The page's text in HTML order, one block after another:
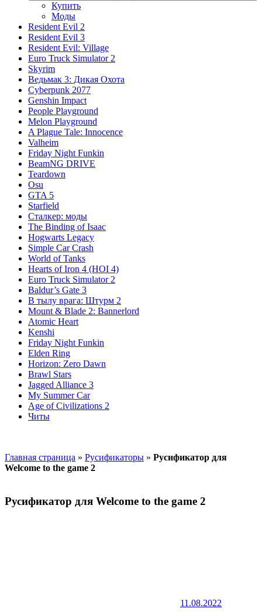
Купить
Моды
Resident Evil 2
Resident Evil 3
Resident Evil: Village
Euro Truck Simulator 2
Skyrim
Ведьмак 3: Дикая Охота
Cyberpunk 2077
Genshin Impact
People Playground
Melon Playground
A Plague Tale: Innocence
Valheim
Friday Night Funkin
BeamNG DRIVE
Teardown
Osu
GTA 5
Starfield
Сталкер: моды
The Binding of Isaac
Hogwarts Legacy
Simple Car Crash
World of Tanks
Hearts of Iron 4 (HOI 4)
Euro Truck Simulator 2
Baldur’s Gate 3
В тылу врага: Штурм 2
Mount & Blade 2: Bannerlord
Atomic Heart
Kenshi
Friday Night Funkin
Elden Ring
Horizon: Zero Dawn
Brawl Stars
Jagged Alliance 3
My Summer Car
Age of Civilizations 2
Читы
Главная страница » Русификаторы » Русификатор для
Welcome to the game 2
Русификатор для Welcome to the game 2
11.08.2022